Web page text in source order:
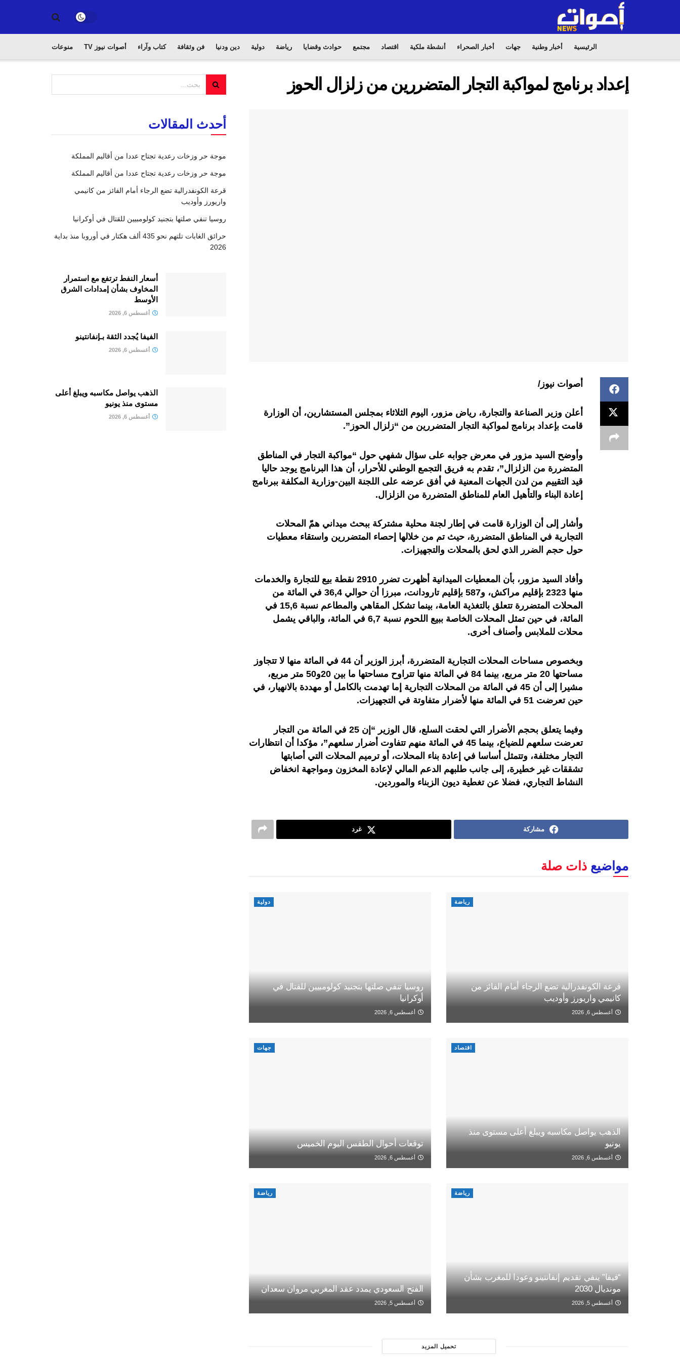
الرئيسية أخبار وطنية جهات أخبار الصحراء أنشطة ملكية اقتصاد مجتمع حوادث وقضايا رياضة دولية دين ودنيا فن وثقافة كتاب وآراء أصوات نيوز TV منوعات
إعداد برنامج لمواكبة التجار المتضررين من زلزال الحوز
أصوات نيوز/
أعلن وزير الصناعة والتجارة، رياض مزور، اليوم الثلاثاء بمجلس المستشارين، أن الوزارة
قامت بإعداد برنامج لمواكبة التجار المتضررين من “زلزال الحوز”.
وأوضح السيد مزور في معرض جوابه على سؤال شفهي حول “مواكبة التجار في المناطق
المتضررة من الزلزال”، تقدم به فريق التجمع الوطني للأحرار، أن هذا البرنامج يوجد حاليا
قيد التقييم من لدن الجهات المعنية في أفق عرضه على اللجنة البين-وزارية المكلفة ببرنامج
إعادة البناء والتأهيل العام للمناطق المتضررة من الزلزال.
وأشار إلى أن الوزارة قامت في إطار لجنة محلية مشتركة ببحث ميداني همّ المحلات
التجارية في المناطق المتضررة، حيث تم من خلالها إحصاء المتضررين واستقاء معطيات
حول حجم الضرر الذي لحق بالمحلات والتجهيزات.
وأفاد السيد مزور، بأن المعطيات الميدانية أظهرت تضرر 2910 نقطة بيع للتجارة والخدمات
منها 2323 بإقليم مراكش، و587 بإقليم تارودانت، مبرزا أن حوالي 36,4 في المائة من
المحلات المتضررة تتعلق بالتغذية العامة، بينما تشكل المقاهي والمطاعم نسبة 15,6 في
المائة، في حين تمثل المحلات الخاصة ببيع اللحوم نسبة 6,7 في المائة، والباقي يشمل
محلات للملابس وأصناف أخرى.
وبخصوص مساحات المحلات التجارية المتضررة، أبرز الوزير أن 44 في المائة منها لا تتجاوز
مساحتها 20 متر مربع، بينما 84 في المائة منها تتراوح مساحتها ما بين 20و50 متر مربع،
مشيرا إلى أن 45 في المائة من المحلات التجارية إما تهدمت بالكامل أو مهددة بالانهيار، في
حين تعرضت 51 في المائة منها لأضرار متفاوتة في التجهيزات.
وفيما يتعلق بحجم الأضرار التي لحقت السلع، قال الوزير “إن 25 في المائة من التجار
تعرضت سلعهم للضياع، بينما 45 في المائة منهم تتفاوت أضرار سلعهم”، مؤكدا أن انتظارات
التجار مختلفة، وتتمثل أساسا في إعادة بناء المحلات، أو ترميم المحلات التي أصابتها
تشققات غير خطيرة، إلى جانب طلبهم الدعم المالي لإعادة المخزون ومواجهة انخفاض
النشاط التجاري، فضلا عن تغطية ديون الزبناء والموردين.
مشاركة غرد
مواضيع ذات صلة
رياضة
قرعة الكونفدرالية تضع الرجاء أمام الفائز من
كانيمي واريورز وأوديب
أغسطس 6, 2026
دولية
روسيا تنفي صلتها بتجنيد كولومبيين للقتال في
أوكرانيا
أغسطس 6, 2026
اقتصاد
الذهب يواصل مكاسبه ويبلغ أعلى مستوى منذ
يونيو
أغسطس 6, 2026
جهات
توقعات أحوال الطقس اليوم الخميس
أغسطس 6, 2026
رياضة
“فيفا” ينفي تقديم إنفانتينو وعودا للمغرب بشأن
مونديال 2030
أغسطس 5, 2026
رياضة
الفتح السعودي يمدد عقد المغربي مروان سعدان
أغسطس 5, 2026
تحميل المزيد
أحدث المقالات
موجة حر وزخات رعدية تجتاح عددا من أقاليم المملكة
موجة حر وزخات رعدية تجتاح عددا من أقاليم المملكة
قرعة الكونفدرالية تضع الرجاء أمام الفائز من كانيمي
واريورز وأوديب
روسيا تنفي صلتها بتجنيد كولومبيين للقتال في أوكرانيا
حرائق الغابات تلتهم نحو 435 ألف هكتار في أوروبا منذ بداية
2026
أسعار النفط ترتفع مع استمرار
المخاوف بشأن إمدادات الشرق
الأوسط
أغسطس 6, 2026
الفيفا يُجدد الثقة بـإنفانتينو
أغسطس 6, 2026
الذهب يواصل مكاسبه ويبلغ أعلى
مستوى منذ يونيو
أغسطس 6, 2026